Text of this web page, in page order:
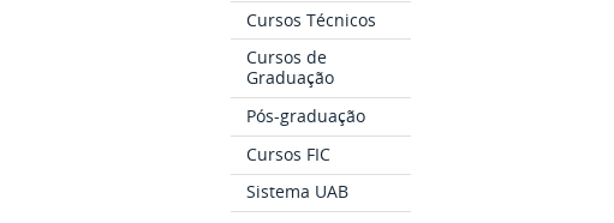
Cursos Técnicos
Cursos de
Graduação
Pós-graduação
Cursos FIC
Sistema UAB